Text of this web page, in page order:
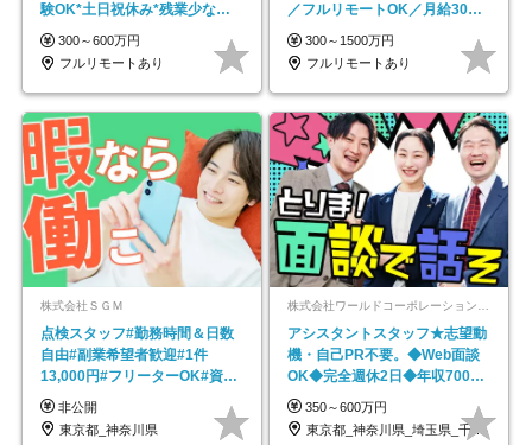
験OK*土日祝休み*残業少なめ*
在宅勤務手当あり
300～600万円
フルリモートあり
／フルリモートOK／月給30万
円～／年休130日以上
300～1500万円
フルリモートあり
株式会社ＳＧＭ
点検スタッフ#勤務時間＆日数
自由#副業希望者歓迎#1件
13,000円#フリーターOK#資格
スキル不要
非公開
東京都_神奈川県
アシスタントスタッフ★志望動
機・自己PR不要。◆Web面談
OK◆完全週休2日◆年収700万
円可/p13
350～600万円
東京都_神奈川県_埼玉県_千葉県_大阪府…